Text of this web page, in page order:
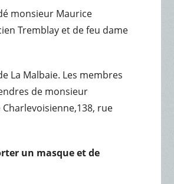
monsieur Maurice
Tremblay et de feu dame
La Malbaie. Les membres
de monsieur
rue
un masque et de